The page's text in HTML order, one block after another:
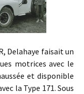
faisait un
motrices avec le
et disponible
la Type 171. Sous